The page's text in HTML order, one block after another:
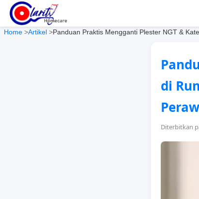
Home >Artikel >Panduan Praktis Mengganti Plester NGT &
di
Diterbitkan